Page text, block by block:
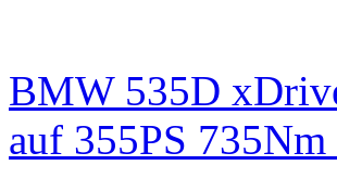
BMW 535D
auf 355PS